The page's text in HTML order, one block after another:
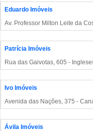
Eduardo Imóveis
Av. Professor Milton Leite da
Patrícia Imóveis
Rua das Gaivotas, 605 -
Ivo Imóveis
Avenida das Nações, 375 -
Ávila Imóveis